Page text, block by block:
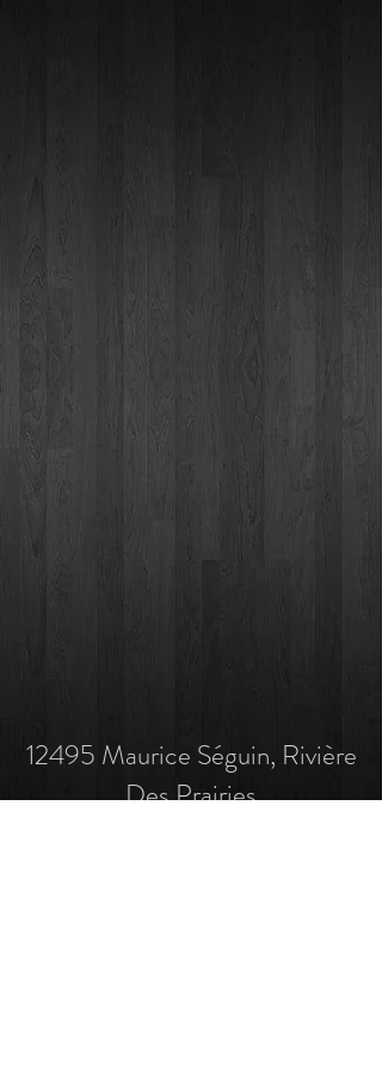
12495 Maurice Séguin, Rivière
Des Prairies